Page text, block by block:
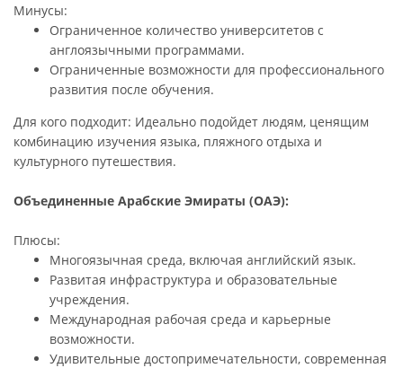
Минусы:
Ограниченное количество университетов с
англоязычными программами.
Ограниченные возможности для профессионального
развития после обучения.
Для кого подходит: Идеально подойдет людям, ценящим
комбинацию изучения языка, пляжного отдыха и
культурного путешествия.
Объединенные Арабские Эмираты (ОАЭ):
Плюсы:
Многоязычная среда, включая английский язык.
Развитая инфраструктура и образовательные
учреждения.
Международная рабочая среда и карьерные
возможности.
Удивительные достопримечательности, современная